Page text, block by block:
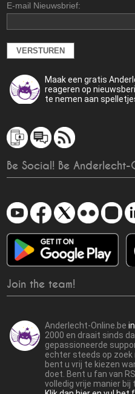
E-mail Nieuwsbrief:
Maak een gratis
reageren op
te nemen aan
Be Social! Be Anderlecht-
Join the team!
Anderlecht-Online.be
2000 en draait sinds
gepassioneerde
echter steeds op zoek
bent u vrij te kiezen
doet. Bent u fan van
volledig vrije manier